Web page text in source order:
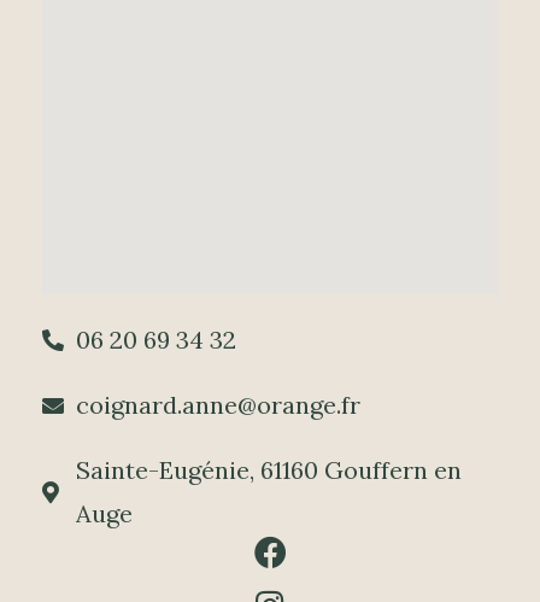
06 20 69 34 32
coignard.anne@orange.fr
Sainte-Eugénie, 61160 Gouffern en
Auge